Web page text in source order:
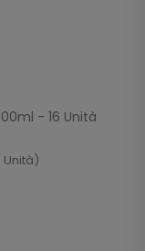
- 16 Unità
Unità)